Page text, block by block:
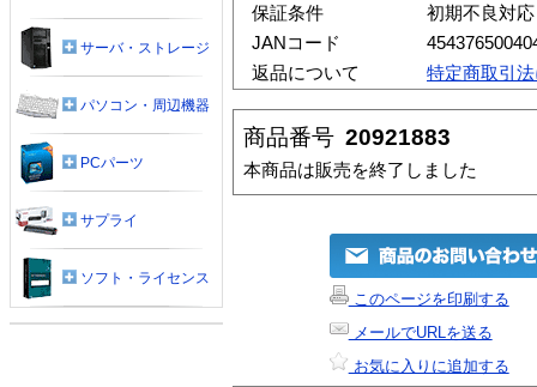
保証条件
初期不良対
JANコード
返品について
特定商取引
商品番号 20921883
本商品は販売を終了しました
このページを印刷する
メールでURLを送る
お気に入りに追加する
サーバ・ストレージ
パソコン・周辺機器
PCパーツ
サプライ
ソフト・ライセンス